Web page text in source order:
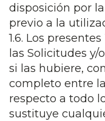
disposición por
previo a la
1.6. Los
las Solicitudes y/
si las hubiere,
completo entre
respecto a todo
sustituye